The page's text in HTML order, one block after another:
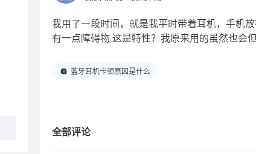
我用了一段时间，就是我平时带着耳机，手机
有一点障碍物 这是特性？我原来用的虽然也会
蓝牙耳机卡顿原因是什么
全部评论